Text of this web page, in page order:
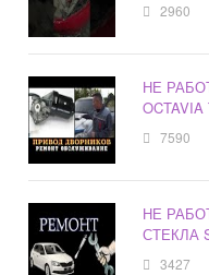
2960
НЕ
OCTAVIA
7590
НЕ
СТЕКЛА
3427